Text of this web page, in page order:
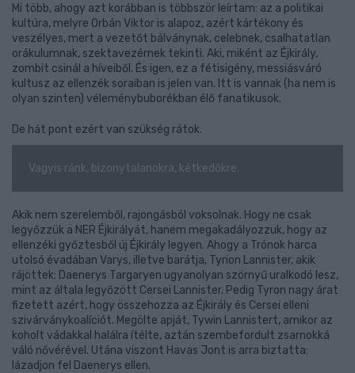
Mi több, ahogy azt korábban is többször leírtam: az a politikai
kultúra, melyre Orbán Viktor is alapoz, azért kártékony és
veszélyes, mert a vezetőt bálványnak, celebnek, csalhatatlan
orákulumnak, szektavezérnek tekinti. Aki, miként az Éjkirály,
zombit csinál a híveiből. És igen, ez a fétisigény, messiásváró
kultusz az ellenzék soraiban is jelen van. Itt is vannak (ha nem is
olyan szinten) véleménybuborékban élő fanatikusok.
De hát pont ezért van szükség rátok.
Vagyis ránk, bizonytalanokra, kétkedőkre.
Akik nem szerelemből, rajongásból voksolnak. Hogy ne csak
legyőzzük a NER Éjkirályát, hanem megakadályozzuk, hogy az
ellenzéki győztesből új Éjkirály legyen. Ahogy a Trónok harca
utolsó évadában Varys, illetve barátja, Tyrion Lannister, akik
rájöttek: Daenerys Targaryen ugyanolyan szörnyű uralkodó lesz,
mint az általa legyőzött Cersei Lannister. Pedig Tyron nagy árat
fizetett azért, hogy összehozza az Éjkirály és Cersei elleni
szivárványkoalíciót. Megölte apját, Tywin Lannistert, amikor az
koholt vádakkal halálra ítélte, aztán szembefordult zsarnokká
váló nővérével. Utána viszont Havas Jont is arra biztatta:
lázadjon fel Daenerys ellen.